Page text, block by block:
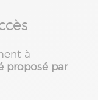
à
proposé par